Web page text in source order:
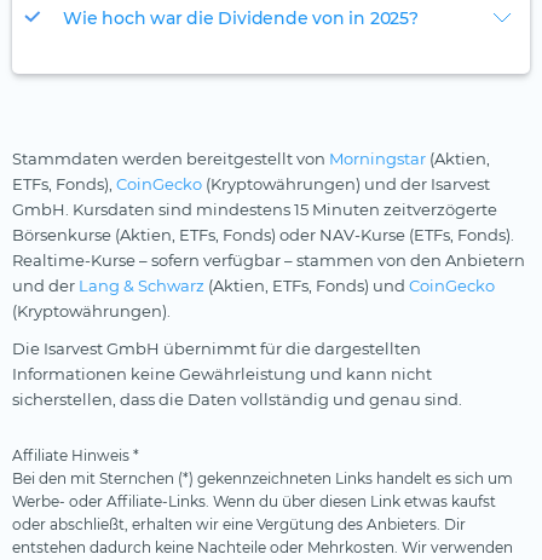
Wie hoch war die Dividende von in 2025?
Stammdaten werden bereitgestellt von Morningstar (Aktien,
ETFs, Fonds), CoinGecko (Kryptowährungen) und der Isarvest
GmbH. Kursdaten sind mindestens 15 Minuten zeitverzögerte
Börsenkurse (Aktien, ETFs, Fonds) oder NAV-Kurse (ETFs, Fonds).
Realtime-Kurse – sofern verfügbar – stammen von den Anbietern
und der Lang & Schwarz (Aktien, ETFs, Fonds) und CoinGecko
(Kryptowährungen).
Die Isarvest GmbH übernimmt für die dargestellten
Informationen keine Gewährleistung und kann nicht
sicherstellen, dass die Daten vollständig und genau sind.
Affiliate Hinweis *
Bei den mit Sternchen (*) gekennzeichneten Links handelt es sich um
Werbe- oder Affiliate-Links. Wenn du über diesen Link etwas kaufst
oder abschließt, erhalten wir eine Vergütung des Anbieters. Dir
entstehen dadurch keine Nachteile oder Mehrkosten. Wir verwenden